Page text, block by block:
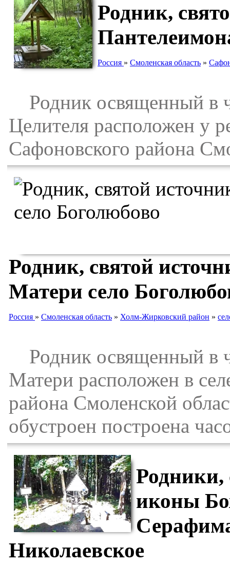
Родник,
Россия »Смоленская область »
Родник освященный в
Целителя расположен у
Сафоновского района
Родник, святой
Матери село
Россия » Смоленская область » Холм-Жирковский район »
Родник освященный в
Матери расположен в
района Смоленской
обустроен построена
Родники,
иконы
Николаевское